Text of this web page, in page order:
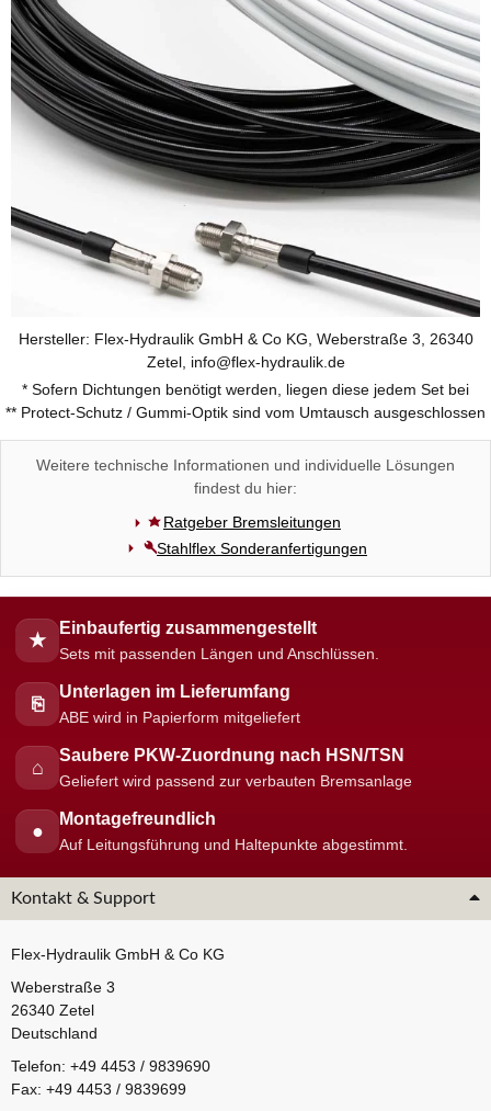
Hersteller: Flex-Hydraulik GmbH & Co KG, Weberstraße 3, 26340
Zetel, info@flex-hydraulik.de
* Sofern Dichtungen benötigt werden, liegen diese jedem Set bei
** Protect-Schutz / Gummi-Optik sind vom Umtausch ausgeschlossen
Weitere technische Informationen und individuelle Lösungen
findest du hier:
Ratgeber Bremsleitungen
Stahlflex Sonderanfertigungen
★
Einbaufertig zusammengestellt
Sets mit passenden Längen und Anschlüssen.
⎘
Unterlagen im Lieferumfang
ABE wird in Papierform mitgeliefert
⌂
Saubere PKW-Zuordnung nach HSN/TSN
Geliefert wird passend zur verbauten Bremsanlage
●
Montagefreundlich
Auf Leitungsführung und Haltepunkte abgestimmt.
Kontakt & Support
Flex-Hydraulik GmbH & Co KG
Weberstraße 3
26340 Zetel
Deutschland
Telefon: +49 4453 / 9839690
Fax: +49 4453 / 9839699